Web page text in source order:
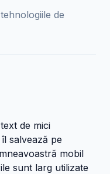
de
de mici
salvează pe
mobil
sunt larg utilizate